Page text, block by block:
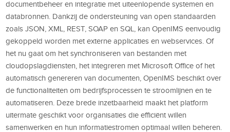
documentbeheer en integratie met uiteenlopende systemen en
databronnen. Dankzij de ondersteuning van open standaarden
zoals JSON, XML, REST, SOAP en SQL, kan OpenIMS eenvoudig
gekoppeld worden met externe applicaties en webservices. Of
het nu gaat om het synchroniseren van bestanden met
cloudopslagdiensten, het integreren met Microsoft Office of het
automatisch genereren van documenten, OpenIMS beschikt over
de functionaliteiten om bedrijfsprocessen te stroomlijnen en te
automatiseren. Deze brede inzetbaarheid maakt het platform
uitermate geschikt voor organisaties die efficiënt willen
samenwerken en hun informatiestromen optimaal willen beheren.